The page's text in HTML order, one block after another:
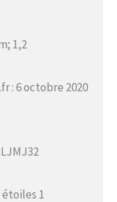
1,2
: 6 octobre 2020
étoiles 1